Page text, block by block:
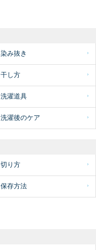
染み抜き
干し方
洗濯道具
洗濯後のケア
切り方
保存方法